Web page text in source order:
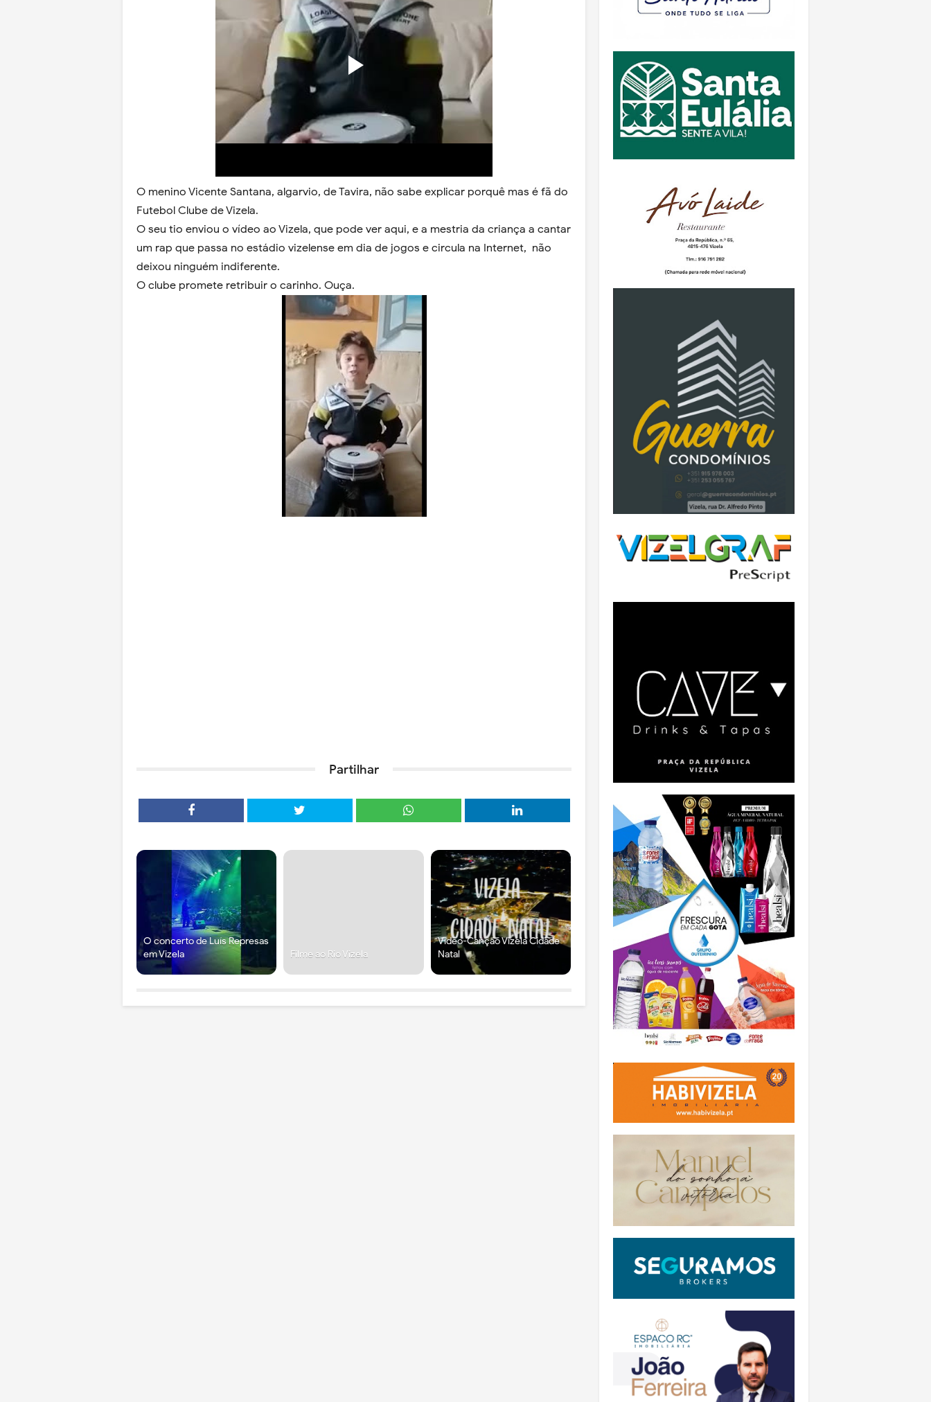
O menino Vicente Santana, algarvio, de Tavira, não sabe explicar porquê mas é fã do
Futebol Clube de Vizela.
O seu tio enviou o vídeo ao Vizela, que pode ver aqui, e a mestria da criança a cantar
um rap que passa no estádio vizelense em dia de jogos e circula na Internet, não
deixou ninguém indiferente.
O clube promete retribuir o carinho. Ouça.
Partilhar
O concerto de Luís Represas
em Vizela
Filme ao Rio Vizela
Vídeo-Canção Vizela Cidade
Natal